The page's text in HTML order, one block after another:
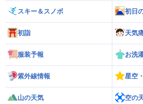
スキー＆スノボ 初日
初詣 天気
服装予報 お洗
紫外線情報 星空
山の天気 空の